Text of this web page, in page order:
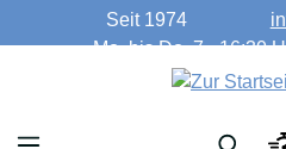
Zum Hauptinhalt springen
Seit 1974
Mo. bis Do. 7 - 16:30